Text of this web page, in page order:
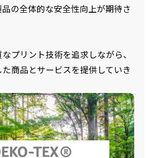
の全体的な安全性向上が期待さ
プリント技術を追求しながら、
商品とサービスを提供していき